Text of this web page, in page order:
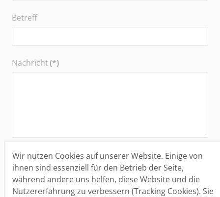
Betreff
Nachricht(*)
Aufnahme in den Bewerber-Datenbank
Bitte nehmen Sie mich auch in die Bewerber-
Datenbank auf. Ich bin mir bewusst, dass ich
die Einwilligung jederzeit widerrufen kann.
Wir nutzen Cookies auf unserer Website. Einige von
ihnen sind essenziell für den Betrieb der Seite,
während andere uns helfen, diese Website und die
Nutzererfahrung zu verbessern (Tracking Cookies). Sie